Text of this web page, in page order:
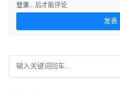
登录... 后才能评论